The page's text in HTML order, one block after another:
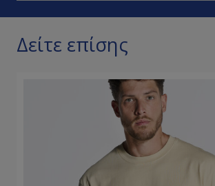
Δείτε επίσης